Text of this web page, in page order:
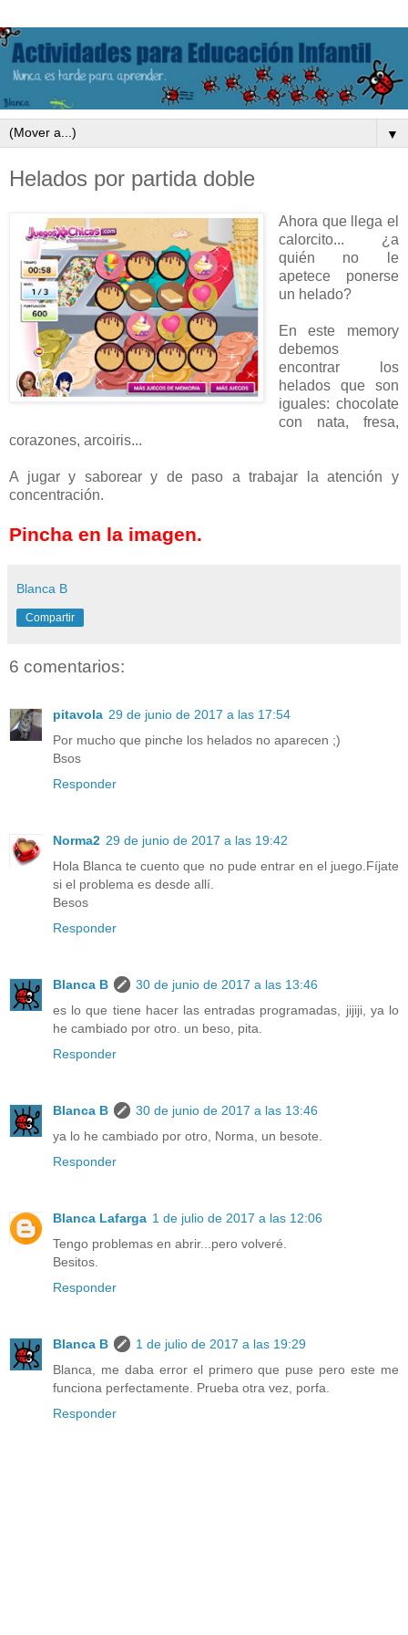
▼
Helados por partida doble
Ahora que llega el
calorcito... ¿a
quién no le
apetece ponerse
un helado?
En este memory
debemos
encontrar los
helados que son
iguales: chocolate
con nata, fresa,
corazones, arcoiris...
A jugar y saborear y de paso a trabajar la atención y
concentración.
Pincha en la imagen.
Blanca B
Compartir
6 comentarios:
pitavola 29 de junio de 2017 a las 17:54
Por mucho que pinche los helados no aparecen ;)
Bsos
Responder
Norma2 29 de junio de 2017 a las 19:42
Hola Blanca te cuento que no pude entrar en el juego.Fíjate
si el problema es desde allí.
Besos
Responder
Blanca B
30 de junio de 2017 a las 13:46
es lo que tiene hacer las entradas programadas, jijiji, ya lo
he cambiado por otro. un beso, pita.
Responder
Blanca B
30 de junio de 2017 a las 13:46
ya lo he cambiado por otro, Norma, un besote.
Responder
Blanca Lafarga 1 de julio de 2017 a las 12:06
Tengo problemas en abrir...pero volveré.
Besitos.
Responder
Blanca B
1 de julio de 2017 a las 19:29
Blanca, me daba error el primero que puse pero este me
funciona perfectamente. Prueba otra vez, porfa.
Responder